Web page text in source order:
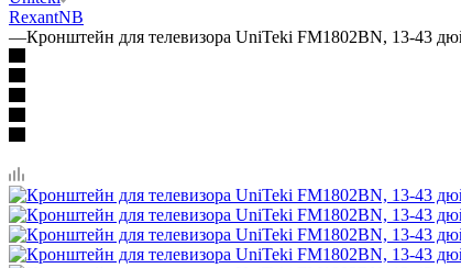
RexantNB
—Кронштейн для телевизора UniTeki FM1802BN, 13-43